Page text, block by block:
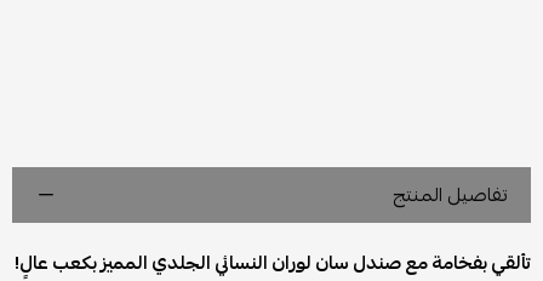
تفاصيل المنتج
تألقي بفخامة مع صندل سان لوران النسائي الجلدي المميز بكعب عالٍ!